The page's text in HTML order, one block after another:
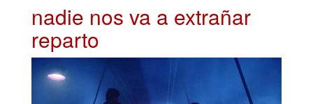
nadie nos va a extrañar
reparto